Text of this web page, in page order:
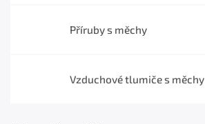
Příruby s měchy
Vzduchové tlumiče s měchy